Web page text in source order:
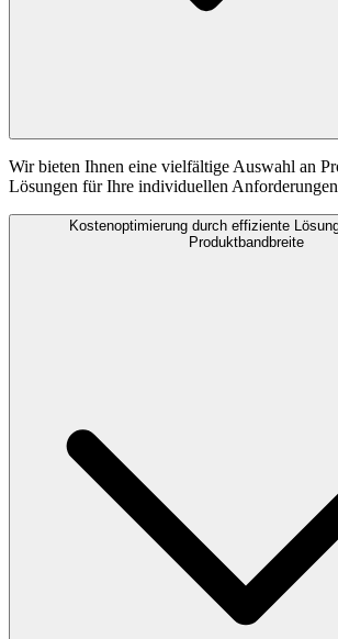
Wir bieten Ihnen eine vielfältige Auswahl an
Lösungen für Ihre individuellen
Kostenoptimierung durch effiziente
Produktbandbreite